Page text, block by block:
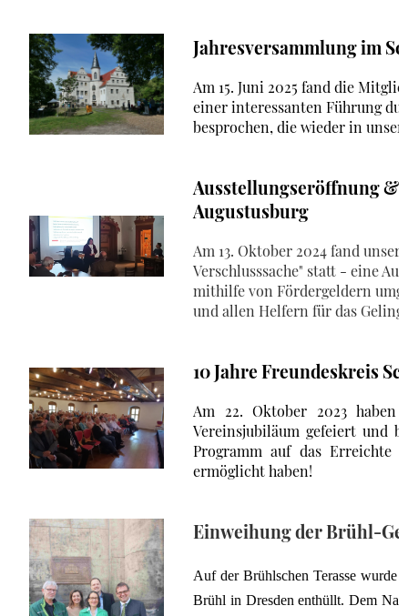
Jahresversammlung im
Am 15. Juni 2025 fand die
einer interessanten Führung
besprochen, die wieder in
Ausstellungseröffnung &
Augustusburg
Am 13. Oktober 2024 fand
Verschlusssache" statt - eine
mithilfe von Fördergeldern
und allen Helfern für das
10 Jahre Freundeskreis
Am 22. Oktober 2023 haben
Vereinsjubiläum gefeiert und
Programm auf das Erreichte
ermöglicht haben!
Einweihung der Brühl-
Auf der Brühlschen Terasse
Brühl in Dresden enthüllt. Dem